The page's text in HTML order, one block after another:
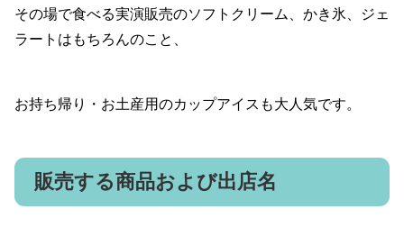
その場で食べる実演販売のソフトクリーム、かき氷、ジェ
ラートはもちろんのこと、
お持ち帰り・お土産用のカップアイスも大人気です。
販売する商品および出店名